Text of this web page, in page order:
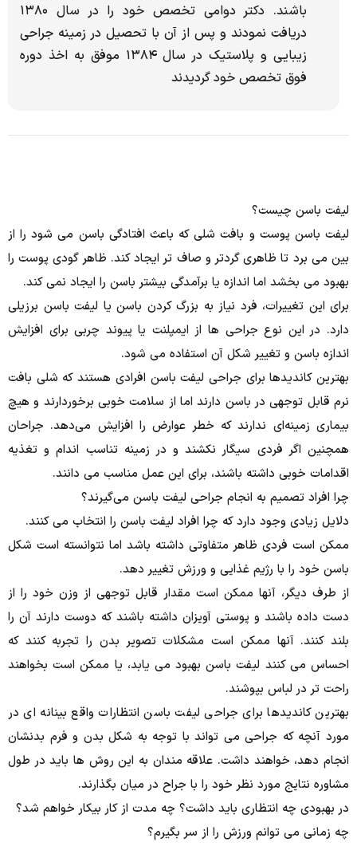
باشند. دکتر دوامی تخصص خود را در سال ۱۳۸۰
دریافت نمودند و پس از آن با تحصیل در زمینه جراحی
زیبایی و پلاستیک در سال ۱۳۸۴ موفق به اخذ دوره
فوق تخصص خود گردیدند
لیفت باسن چیست؟
لیفت باسن پوست و بافت شلی که باعث افتادگی باسن می شود را از
بین می برد تا ظاهری گردتر و صاف تر ایجاد کند. ظاهر گودی پوست را
بهبود می بخشد اما اندازه یا برآمدگی بیشتر باسن را ایجاد نمی کند.
برای این تغییرات، فرد نیاز به بزرگ کردن باسن یا لیفت باسن برزیلی
دارد. در این نوع جراحی ها از ایمپلنت یا پیوند چربی برای افزایش
اندازه باسن و تغییر شکل آن استفاده می شود.
بهترین کاندیدها برای جراحی لیفت باسن افرادی هستند که شلی بافت
نرم قابل توجهی در باسن دارند اما از سلامت خوبی برخوردارند و هیچ
بیماری زمینه‌ای ندارند که خطر عوارض را افزایش می‌دهد. جراحان
همچنین اگر فردی سیگار نکشند و در زمینه تناسب اندام و تغذیه
اقدامات خوبی داشته باشند، برای این عمل مناسب می دانند.
چرا افراد تصمیم به انجام جراحی لیفت باسن می‌گیرند؟
دلایل زیادی وجود دارد که چرا افراد لیفت باسن را انتخاب می کنند.
ممکن است فردی ظاهر متفاوتی داشته باشد اما نتوانسته است شکل
باسن خود را با رژیم غذایی و ورزش تغییر دهد.
از طرف دیگر، آنها ممکن است مقدار قابل توجهی از وزن خود را از
دست داده باشند و پوستی آویزان داشته باشند که دوست دارند آن را
بلند کنند. آنها ممکن است مشکلات تصویر بدن را تجربه کنند که
احساس می کنند لیفت باسن بهبود می یابد، یا ممکن است بخواهند
راحت تر در لباس بپوشند.
بهترین کاندیدها برای جراحی لیفت باسن انتظارات واقع بینانه ای در
مورد آنچه که جراحی می تواند با توجه به شکل بدن و فرم بدنشان
انجام دهد، خواهند داشت. علاقه مندان به این روش ها باید در طول
مشاوره نتایج مورد نظر خود را با جراح در میان بگذارند.
در بهبودی چه انتظاری باید داشت؟ چه مدت از کار بیکار خواهم شد؟
چه زمانی می توانم ورزش را از سر بگیرم؟